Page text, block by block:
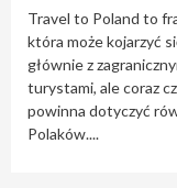
2
Cięcie
Travel to Poland to
która może kojarzyć
głównie z
turystami, ale coraz
powinna dotyczyć
Polaków....